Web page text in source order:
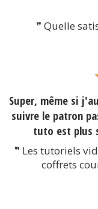
❞ Quelle
Super, même si
suivre le patron
tuto est plus
❞ Les tutoriels
coffrets